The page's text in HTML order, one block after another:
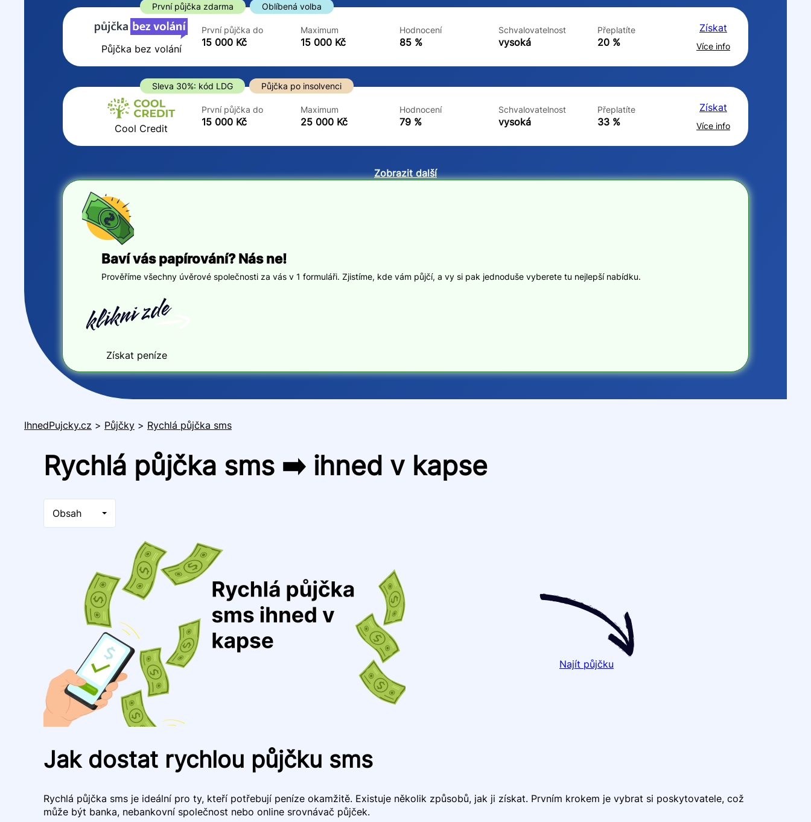
První půjčka zdarma Oblíbená volba
Půjčka bez volání
První půjčka do
15 000 Kč
Maximum
15 000 Kč
Hodnocení
85 %
Schvalovatelnost
vysoká
Přeplatíte
20 %
Získat
Více info
Sleva 30%: kód LDG Půjčka po insolvenci
Cool Credit
První půjčka do
15 000 Kč
Maximum
25 000 Kč
Hodnocení
79 %
Schvalovatelnost
vysoká
Přeplatíte
33 %
Získat
Více info
Zobrazit další
Baví vás papírování? Nás ne!
Prověříme všechny úvěrové společnosti za vás v 1 formuláři. Zjistíme, kde vám půjčí, a vy si pak jednoduše vyberete tu nejlepší nabídku.
Získat peníze
IhnedPujcky.cz > Půjčky > Rychlá půjčka sms
Rychlá půjčka sms ➡️ ihned v kapse
Obsah
Najít půjčku
Jak dostat rychlou půjčku sms
Rychlá půjčka sms je ideální pro ty, kteří potřebují peníze okamžitě. Existuje několik způsobů, jak ji získat. Prvním krokem je vybrat si poskytovatele, což
může být banka, nebankovní společnost nebo online srovnávač půjček.